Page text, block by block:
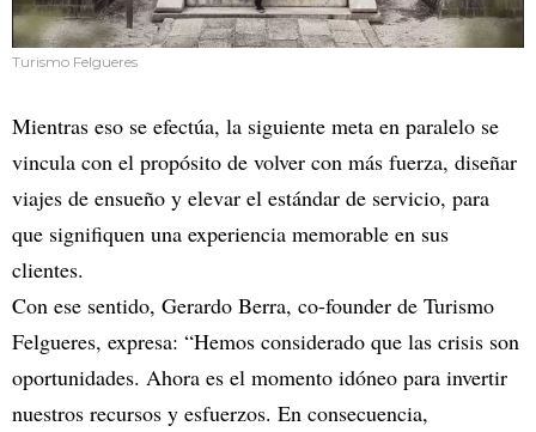
Turismo Felgueres
Mientras eso se efectúa, la siguiente meta en paralelo se
vincula con el propósito de volver con más fuerza, diseñar
viajes de ensueño y elevar el estándar de servicio, para
que signifiquen una experiencia memorable en sus
clientes.
Con ese sentido, Gerardo Berra, co-founder de Turismo
Felgueres, expresa: “Hemos considerado que las crisis son
oportunidades. Ahora es el momento idóneo para invertir
nuestros recursos y esfuerzos. En consecuencia,